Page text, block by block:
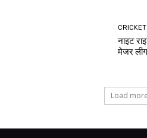
CRICKET
नाइट
मेजर
Load more